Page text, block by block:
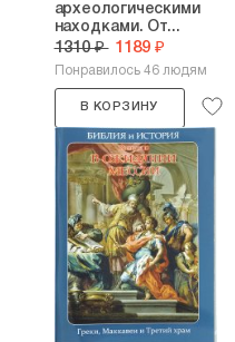
археологическими
находками. От...
1310 ₽ 1189 ₽
Понравилось 46 людям
В КОРЗИНУ